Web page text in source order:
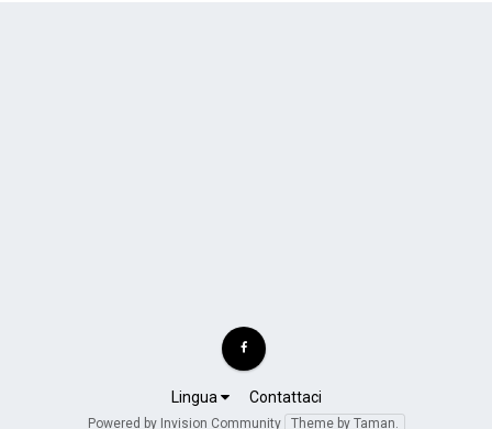
Lingua Contattaci
Powered by Invision Community Theme by Taman.